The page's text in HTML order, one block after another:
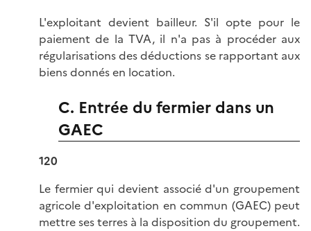
L'exploitant devient bailleur. S'il opte pour le
paiement de la TVA, il n'a pas à procéder aux
régularisations des déductions se rapportant aux
biens donnés en location.
C. Entrée du fermier dans un
GAEC
120
Le fermier qui devient associé d'un groupement
agricole d'exploitation en commun (GAEC) peut
mettre ses terres à la disposition du groupement.